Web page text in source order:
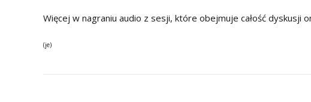
Więcej w nagraniu audio z sesji, które obejmuje całość dyskusji
(je)